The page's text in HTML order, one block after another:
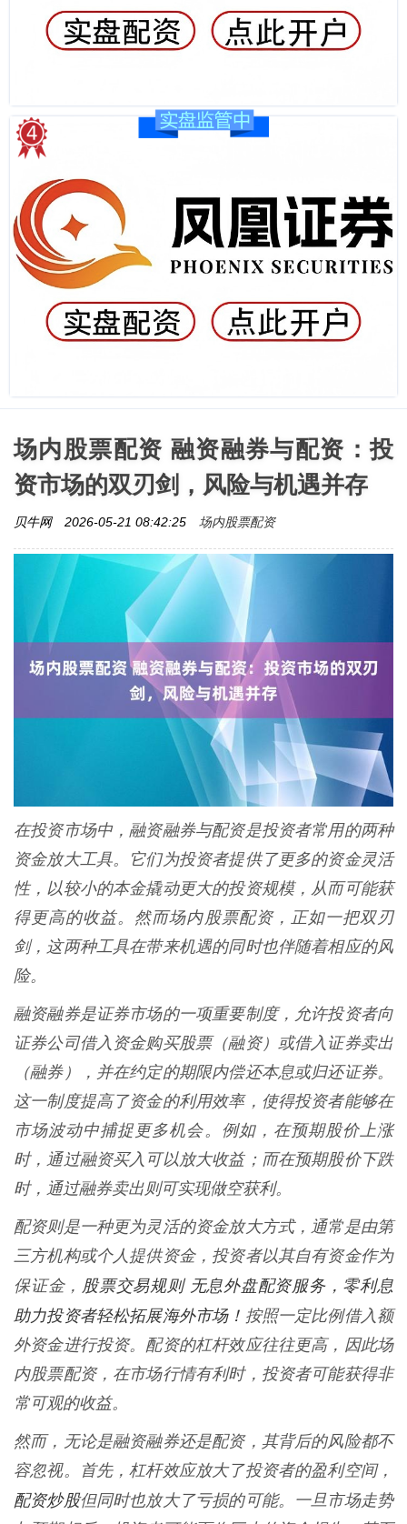
场内股票配资 融资融券与配资：投
资市场的双刃剑，风险与机遇并存
贝牛网 2026-05-21 08:42:25 场内股票配资
在投资市场中，融资融券与配资是投资者常用的两种
资金放大工具。它们为投资者提供了更多的资金灵活
性，以较小的本金撬动更大的投资规模，从而可能获
得更高的收益。然而场内股票配资，正如一把双刃
剑，这两种工具在带来机遇的同时也伴随着相应的风
险。
融资融券是证券市场的一项重要制度，允许投资者向
证券公司借入资金购买股票（融资）或借入证券卖出
（融券），并在约定的期限内偿还本息或归还证券。
这一制度提高了资金的利用效率，使得投资者能够在
市场波动中捕捉更多机会。例如，在预期股价上涨
时，通过融资买入可以放大收益；而在预期股价下跌
时，通过融券卖出则可实现做空获利。
配资则是一种更为灵活的资金放大方式，通常是由第
三方机构或个人提供资金，投资者以其自有资金作为
保证金， 股票交易规则 无息外盘配资服务，零利息
助力投资者轻松拓展海外市场！ 按照一定比例借入额
外资金进行投资。配资的杠杆效应往往更高，因此场
内股票配资，在市场行情有利时，投资者可能获得非
常可观的收益。
然而，无论是融资融券还是配资，其背后的风险都不
容忽视。首先，杠杆效应放大了投资者的盈利空间，
配资炒股但同时也放大了亏损的可能。一旦市场走势